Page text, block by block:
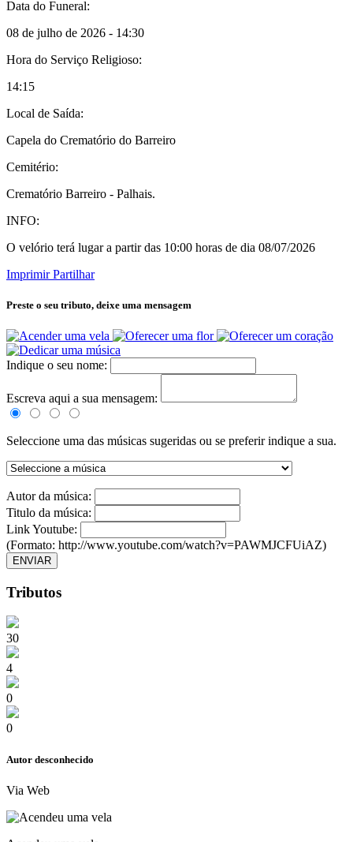
Data do Funeral:
08 de julho de 2026 - 14:30
Hora do Serviço Religioso:
14:15
Local de Saída:
Capela do Crematório do Barreiro
Cemitério:
Crematório Barreiro - Palhais.
INFO:
O velório terá lugar a partir das 10:00 horas de dia 08/07/2026
Imprimir Partilhar
Preste o seu tributo, deixe uma mensagem
Indique o seu nome:
Escreva aqui a sua mensagem:
Seleccione uma das músicas sugeridas ou se preferir indique a sua.
Autor da música:
Titulo da música:
Link Youtube:
(Formato: http://www.youtube.com/watch?v=PAWMJCFUiAZ)
ENVIAR
Tributos
30
4
0
0
Autor desconhecido
Via Web